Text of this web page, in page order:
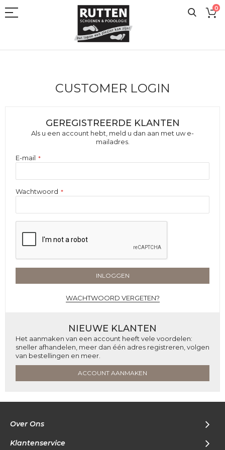
naar
0
CUSTOMER LOGIN
GEREGISTREERDE KLANTEN
Als u een account hebt, meld u dan aan met uw e-
mailadres.
E-mail
Wachtwoord
INLOGGEN
WACHTWOORD VERGETEN?
NIEUWE KLANTEN
Het aanmaken van een account heeft vele voordelen:
sneller afhandelen, meer dan één adres registreren, volgen
van bestellingen en meer.
ACCOUNT AANMAKEN
Over Ons
Klantenservice